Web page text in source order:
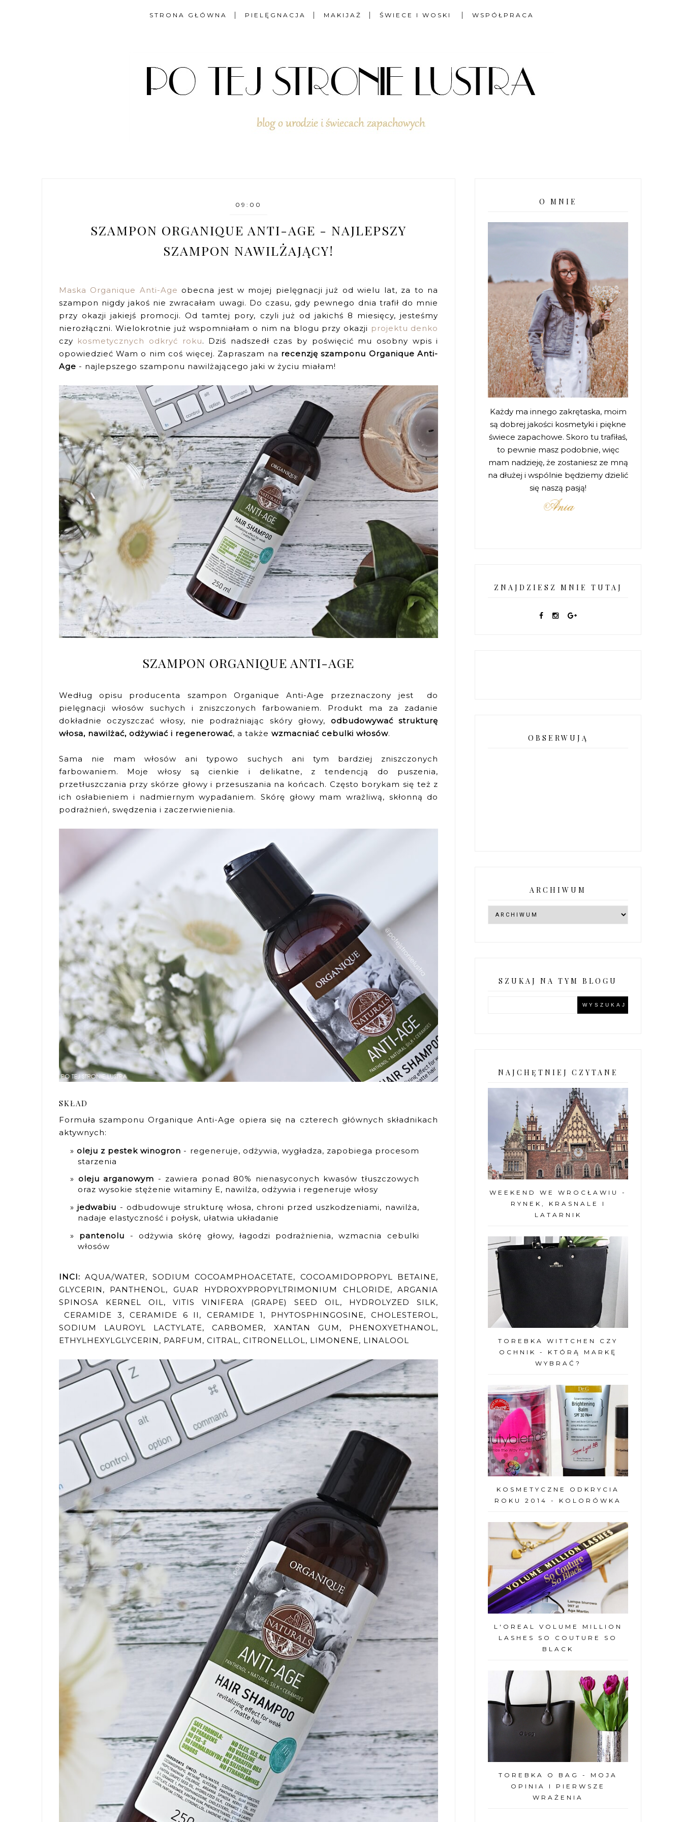
STRONA GŁÓWNA PIELĘGNACJA MAKIJAŻ ŚWIECE I WOSKI WSPÓŁPRACA
09:00
SZAMPON ORGANIQUE ANTI-AGE - NAJLEPSZY
SZAMPON NAWILŻAJĄCY!
Maska Organique Anti-Age obecna jest w mojej pielęgnacji już od wielu lat, za to na
szampon nigdy jakoś nie zwracałam uwagi. Do czasu, gdy pewnego dnia trafił do mnie
przy okazji jakiejś promocji. Od tamtej pory, czyli już od jakichś 8 miesięcy, jesteśmy
nierozłączni. Wielokrotnie już wspomniałam o nim na blogu przy okazji projektu denko
czy kosmetycznych odkryć roku. Dziś nadszedł czas by poświęcić mu osobny wpis i
opowiedzieć Wam o nim coś więcej. Zapraszam na recenzję szamponu Organique Anti-
Age - najlepszego szamponu nawilżającego jaki w życiu miałam!
SZAMPON ORGANIQUE ANTI-AGE
Według opisu producenta szampon Organique Anti-Age przeznaczony jest do
pielęgnacji włosów suchych i zniszczonych farbowaniem. Produkt ma za zadanie
dokładnie oczyszczać włosy, nie podrażniając skóry głowy, odbudowywać strukturę
włosa, nawilżać, odżywiać i regenerować, a także wzmacniać cebulki włosów.
Sama nie mam włosów ani typowo suchych ani tym bardziej zniszczonych
farbowaniem. Moje włosy są cienkie i delikatne, z tendencją do puszenia,
przetłuszczania przy skórze głowy i przesuszania na końcach. Często borykam się też z
ich osłabieniem i nadmiernym wypadaniem. Skórę głowy mam wrażliwą, skłonną do
podrażnień, swędzenia i zaczerwienienia.
SKŁAD
Formuła szamponu Organique Anti-Age opiera się na czterech głównych składnikach
aktywnych:
oleju z pestek winogron - regeneruje, odżywia, wygładza, zapobiega procesom
starzenia
oleju arganowym - zawiera ponad 80% nienasyconych kwasów tłuszczowych
oraz wysokie stężenie witaminy E, nawilża, odżywia i regeneruje włosy
jedwabiu - odbudowuje strukturę włosa, chroni przed uszkodzeniami, nawilża,
nadaje elastyczność i połysk, ułatwia układanie
pantenolu - odżywia skórę głowy, łagodzi podrażnienia, wzmacnia cebulki
włosów
INCI:AQUA/WATER, SODIUM COCOAMPHOACETATE, COCOAMIDOPROPYL BETAINE,
GLYCERIN, PANTHENOL, GUAR HYDROXYPROPYLTRIMONIUM CHLORIDE, ARGANIA
SPINOSA KERNEL OIL, VITIS VINIFERA (GRAPE) SEED OIL, HYDROLYZED SILK,
CERAMIDE 3, CERAMIDE 6 II, CERAMIDE 1, PHYTOSPHINGOSINE, CHOLESTEROL,
SODIUM LAUROYL LACTYLATE, CARBOMER, XANTAN GUM, PHENOXYETHANOL,
ETHYLHEXYLGLYCERIN, PARFUM, CITRAL, CITRONELLOL, LIMONENE, LINALOOL
O MNIE
Każdy ma innego zakrętaska, moim
są dobrej jakości kosmetyki i piękne
świece zapachowe. Skoro tu trafiłaś,
to pewnie masz podobnie, więc
mam nadzieję, że zostaniesz ze mną
na dłużej i wspólnie będziemy dzielić
się naszą pasją!
ZNAJDZIESZ MNIE TUTAJ
OBSERWUJĄ
ARCHIWUM
SZUKAJ NA TYM BLOGU
NAJCHĘTNIEJ CZYTANE
WEEKEND WE WROCŁAWIU -
RYNEK, KRASNALE I
LATARNIK
TOREBKA WITTCHEN CZY
OCHNIK - KTÓRĄ MARKĘ
WYBRAĆ?
KOSMETYCZNE ODKRYCIA
ROKU 2014 - KOLORÓWKA
L'OREAL VOLUME MILLION
LASHES SO COUTURE SO
BLACK
TOREBKA O BAG - MOJA
OPINIA I PIERWSZE
WRAŻENIA